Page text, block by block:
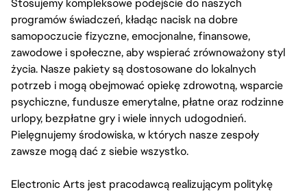
Stosujemy kompleksowe podejście do naszych
programów świadczeń, kładąc nacisk na dobre
samopoczucie fizyczne, emocjonalne, finansowe,
zawodowe i społeczne, aby wspierać zrównoważony styl
życia. Nasze pakiety są dostosowane do lokalnych
potrzeb i mogą obejmować opiekę zdrowotną, wsparcie
psychiczne, fundusze emerytalne, płatne oraz rodzinne
urlopy, bezpłatne gry i wiele innych udogodnień.
Pielęgnujemy środowiska, w których nasze zespoły
zawsze mogą dać z siebie wszystko.
Electronic Arts jest pracodawcą realizującym politykę